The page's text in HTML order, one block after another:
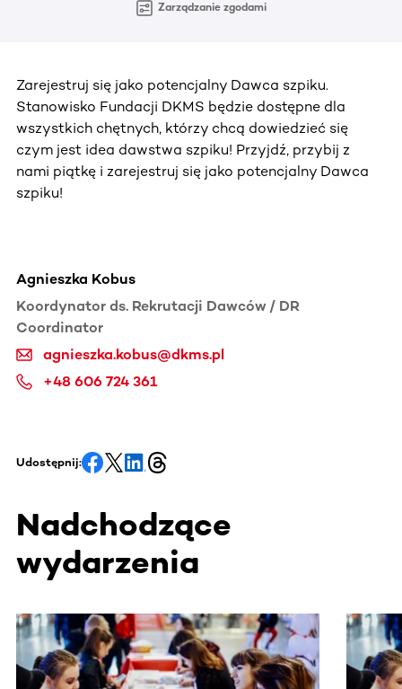
Zarządzanie zgodami
Zarejestruj się jako potencjalny Dawca szpiku.
Stanowisko Fundacji DKMS będzie dostępne dla
wszystkich chętnych, którzy chcą dowiedzieć się
czym jest idea dawstwa szpiku! Przyjdź, przybij z
nami piątkę i zarejestruj się jako potencjalny Dawca
szpiku!
Agnieszka Kobus
Koordynator ds. Rekrutacji Dawców / DR
Coordinator
agnieszka.kobus@dkms.pl
+48 606 724 361
Udostępnij:
Nadchodzące
wydarzenia
Ta sekcja zawiera treści przewijane w poziomie. Użyj